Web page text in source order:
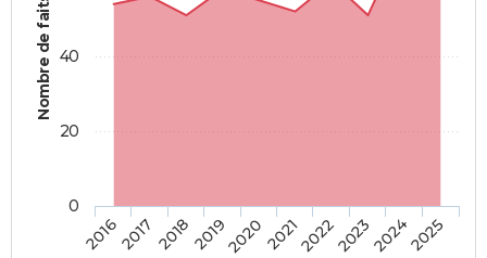
Nombre de faits
20162017 20182019202020212022202320242025
0
20
40